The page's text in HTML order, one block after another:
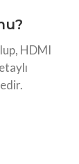
HDMI